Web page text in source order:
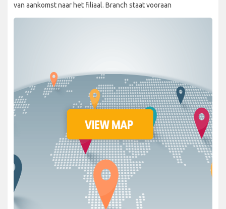
van aankomst naar het filiaal. Branch staat vooraan